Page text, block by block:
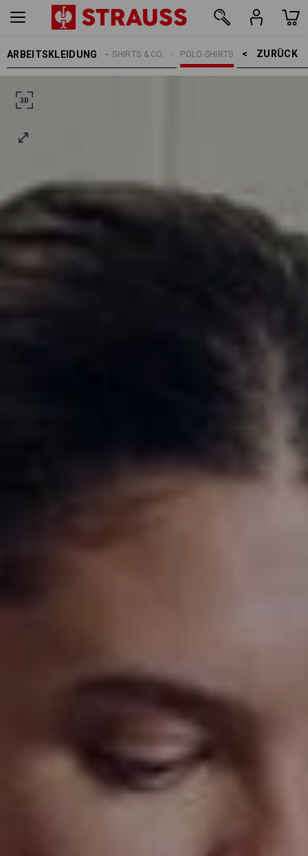
ARBEITSKLEIDUNG ZURÜCK    >
POLO-SHIRTS
SHIRTS & CO.
DAMEN